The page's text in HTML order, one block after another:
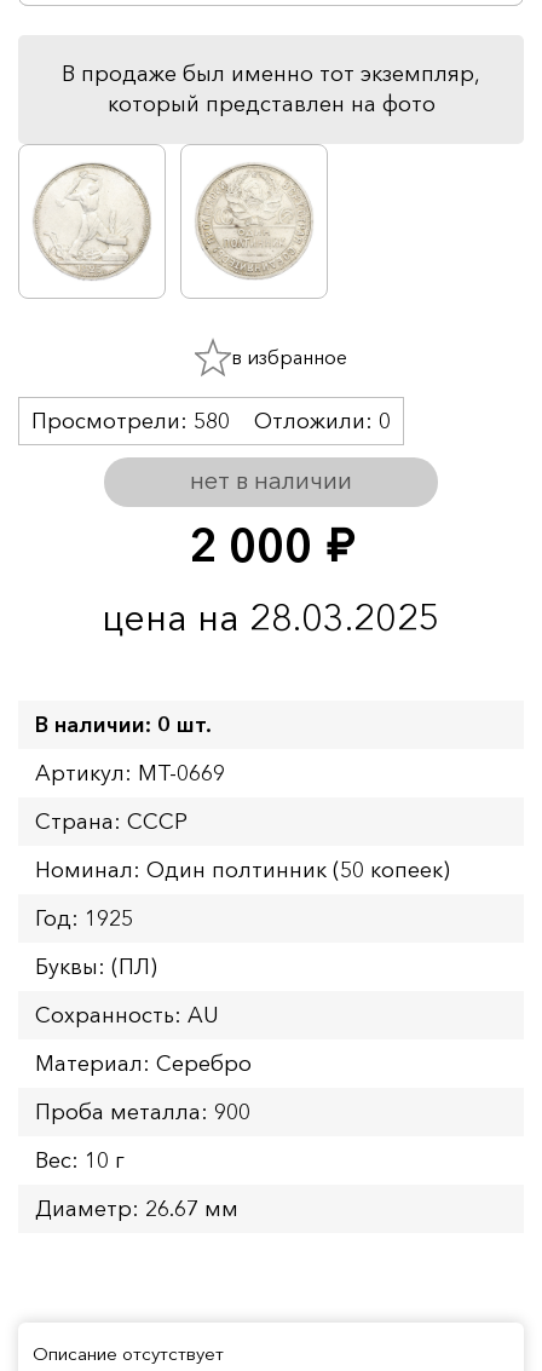
В продаже был именно тот экземпляр,
который представлен на фото
2 000 руб.
цена на 28.03.2025
нет в наличии
Просмотрели: 580 Отложили: 0
в избранное
В наличии: 0 шт.
Артикул: MT-0669
Страна: СССР
Номинал: Один полтинник (50 копеек)
Год: 1925
Буквы: (ПЛ)
Сохранность: AU
Материал: Серебро
Проба металла: 900
Вес: 10 г
Диаметр: 26.67 мм
Описание отсутствует